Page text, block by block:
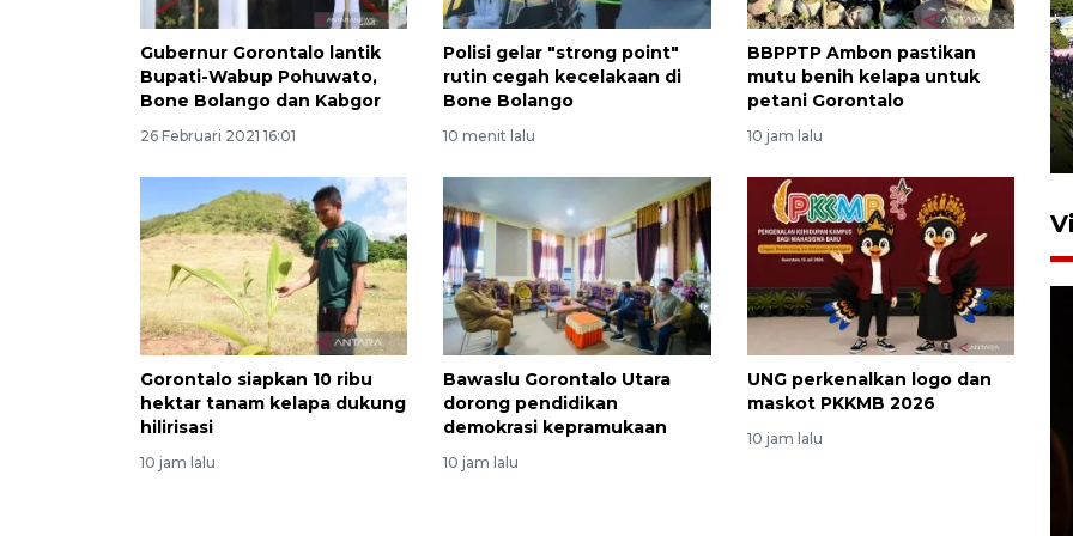
Gubernur Gorontalo lantik
Bupati-Wabup Pohuwato,
Bone Bolango dan Kabgor
26 Februari 2021 16:01
Polisi gelar "strong point"
rutin cegah kecelakaan di
Bone Bolango
10 menit lalu
BBPPTP Ambon pastikan
mutu benih kelapa untuk
petani Gorontalo
10 jam lalu
Gorontalo siapkan 10 ribu
hektar tanam kelapa dukung
hilirisasi
10 jam lalu
Bawaslu Gorontalo Utara
dorong pendidikan
demokrasi kepramukaan
10 jam lalu
UNG perkenalkan logo dan
maskot PKKMB 2026
10 jam lalu
UPACARA HUT KE-78
REPUBLIK INDONESIA DI
GORONTALO
17 Agustus 2023 15:58
SPPG di Gorontalo jaga